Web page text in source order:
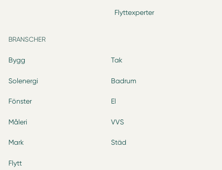
Flyttexperter
BRANSCHER
Bygg Tak
Solenergi Badrum
Fönster El
Måleri VVS
Mark Städ
Flytt